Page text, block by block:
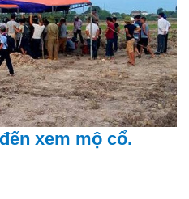
xem mộ cổ.